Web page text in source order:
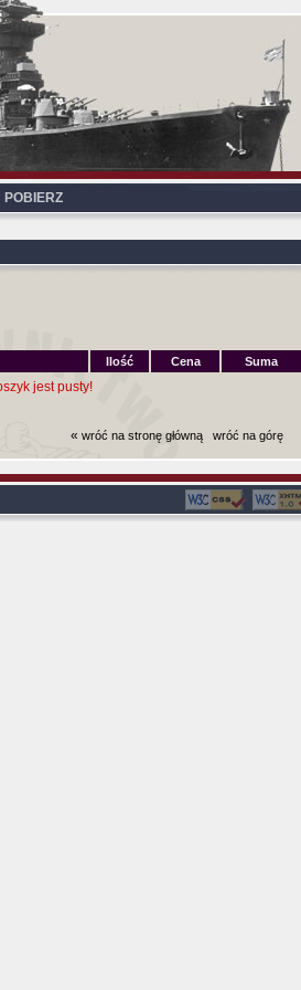
POBIERZ
Ilość Cena Suma
jest pusty!
« wróć na stronę główną wróć na górę